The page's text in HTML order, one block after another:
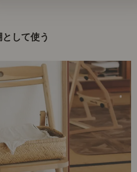
して使う